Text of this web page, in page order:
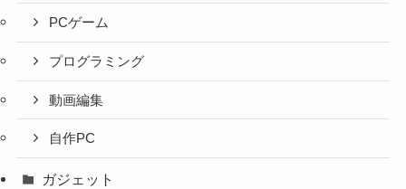
PCゲーム
プログラミング
動画編集
自作PC
ガジェット